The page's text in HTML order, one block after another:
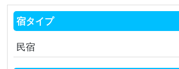
宿タイプ
民宿